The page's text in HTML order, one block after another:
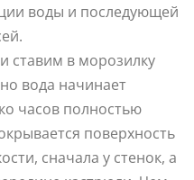
воды и последующей
ставим в морозилку
вода начинает
часов полностью
поверхность
сначала у стенок, а